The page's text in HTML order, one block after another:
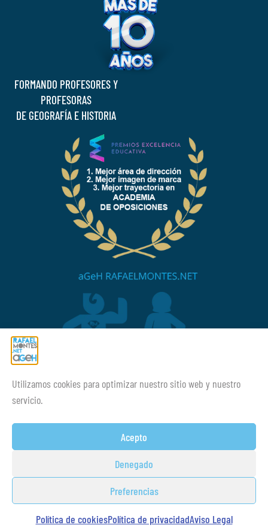
Utilizamos cookies para optimizar nuestro sitio web y nuestro
servicio.
Acepto
Denegado
Preferencias
Política de cookiesPolítica de privacidadAviso Legal
FORMANDO PROFESORES Y
PROFESORAS
DE GEOGRAFÍA E HISTORIA
¡¡Mucho ánimo siempre!
© Copyright 2014-2026 Academia
Montes SL desarrollado por:
Guillem Brocal
Estudio